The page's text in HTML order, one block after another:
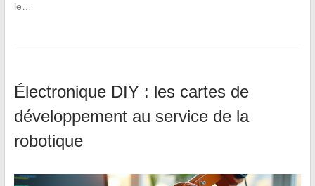
le…
Électronique DIY : les cartes de
développement au service de la
robotique